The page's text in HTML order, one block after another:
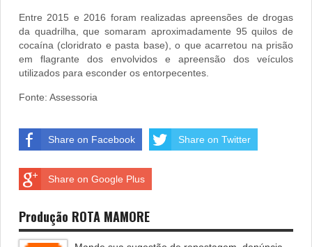
Entre 2015 e 2016 foram realizadas apreensões de drogas
da quadrilha, que somaram aproximadamente 95 quilos de
cocaína (cloridrato e pasta base), o que acarretou na prisão
em flagrante dos envolvidos e apreensão dos veículos
utilizados para esconder os entorpecentes.
Fonte: Assessoria
Share on Facebook Share on Twitter
Share on Google Plus
Produção ROTA MAMORE